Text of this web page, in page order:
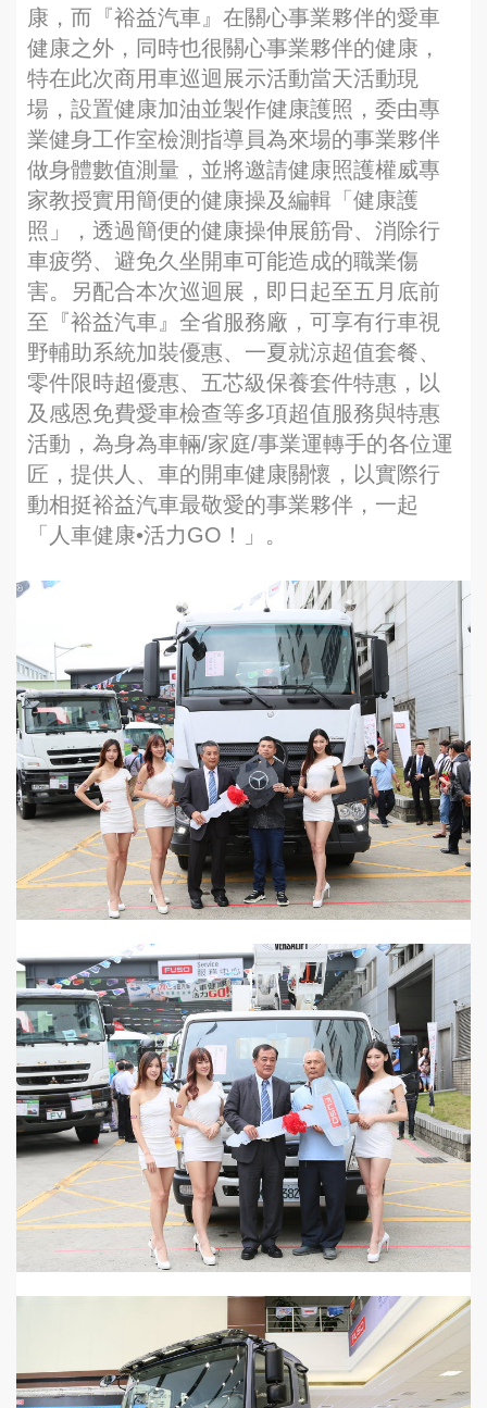
康，而『裕益汽車』在關心事業夥伴的愛車
健康之外，同時也很關心事業夥伴的健康，
特在此次商用車巡迴展示活動當天活動現
場，設置健康加油並製作健康護照，委由專
業健身工作室檢測指導員為來場的事業夥伴
做身體數值測量，並將邀請健康照護權威專
家教授實用簡便的健康操及編輯「健康護
照」，透過簡便的健康操伸展筋骨、消除行
車疲勞、避免久坐開車可能造成的職業傷
害。另配合本次巡迴展，即日起至五月底前
至『裕益汽車』全省服務廠，可享有行車視
野輔助系統加裝優惠、一夏就涼超值套餐、
零件限時超優惠、五芯級保養套件特惠，以
及感恩免費愛車檢查等多項超值服務與特惠
活動，為身為車輛/家庭/事業運轉手的各位運
匠，提供人、車的開車健康關懷，以實際行
動相挺裕益汽車最敬愛的事業夥伴，一起
「人車健康•活力GO！」。